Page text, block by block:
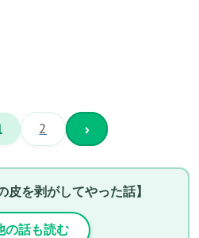
2 ›
皮を剥がしてやった話】
の話も読む